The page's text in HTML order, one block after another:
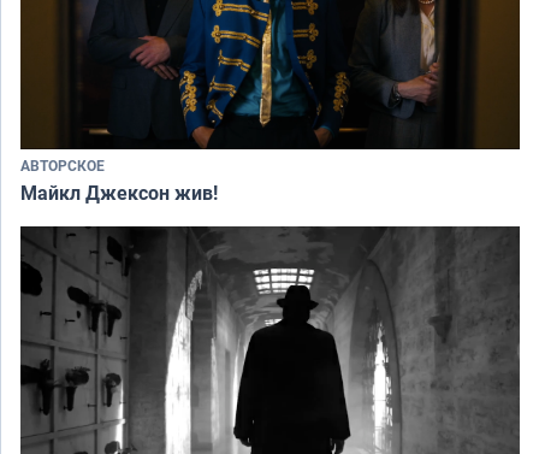
АВТОРСКОЕ
Майкл Джексон жив!